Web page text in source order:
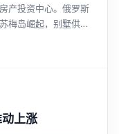
产投资中心。俄罗斯
梅岛崛起，别墅供应
上涨